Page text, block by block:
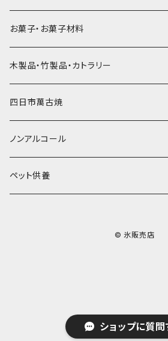
ショップに質問
無添加瓶シロップ
プラスチック・スプーンストロー
かき氷セット
その他かき氷用品
ドライアイス10ｋｇ
ドライアイス15ｋｇ
ドライアイス20ｋｇ
ドライアイス25ｋｇ
かき氷器
惣菜
お菓子・お菓子材料
木製品・竹製品・カトラリー
四日市萬古焼
土鍋・土釜
一般土鍋
皿・椀・丼・小物
ノンアルコール
ペット供養
葬祭用ドライアイス
© 氷販売店